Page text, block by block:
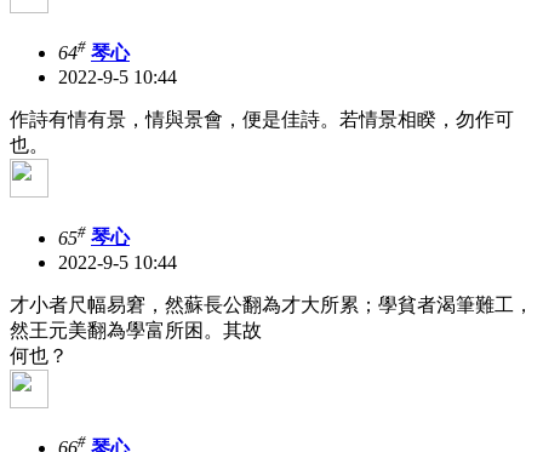
64# 琴心
2022-9-5 10:44
作詩有情有景，情與景會，便是佳詩。若情景相睽，勿作可
也。
65# 琴心
2022-9-5 10:44
才小者尺幅易窘，然蘇長公翻為才大所累；學貧者渴筆難工，
然王元美翻為學富所困。其故
何也？
66# 琴心